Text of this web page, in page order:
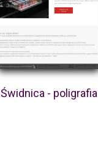
Świdnica - poligrafia